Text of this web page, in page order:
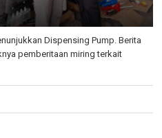
Dispensing Pump. Berita
pemberitaan miring terkait